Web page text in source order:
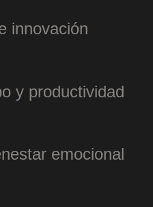
innovación
y productividad
emocional